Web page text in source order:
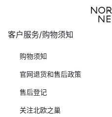
客户服务/购物须知
购物须知
官网退货和售后政策
售后登记
关注北欧之巢